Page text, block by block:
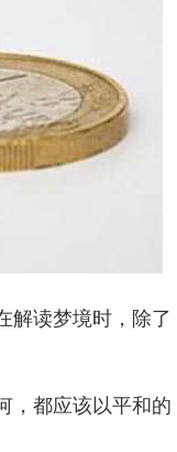
解读梦境时，除了
，都应该以平和的